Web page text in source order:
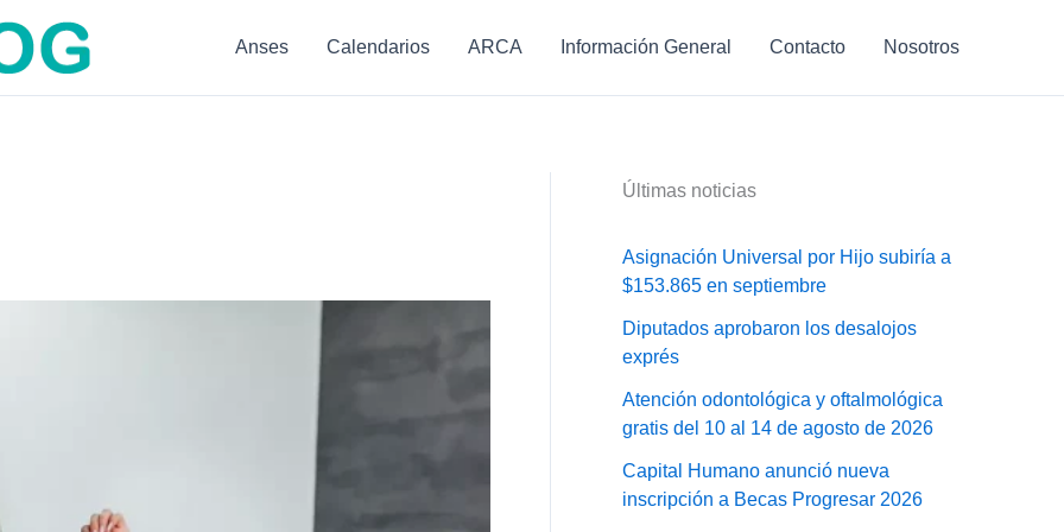
Anses Calendarios ARCA Información General Contacto Nosotros
Últimas noticias
Asignación Universal por Hijo subiría a
$153.865 en septiembre
Diputados aprobaron los desalojos
exprés
Atención odontológica y oftalmológica
gratis del 10 al 14 de agosto de 2026
Capital Humano anunció nueva
inscripción a Becas Progresar 2026